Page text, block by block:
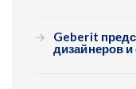
Geberit
дизайнеров и